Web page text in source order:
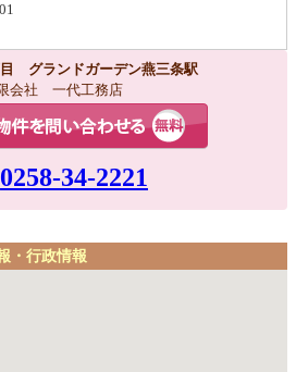
グランドガーデン燕三条駅
会社 一代工務店
0258-34-2221
・行政情報